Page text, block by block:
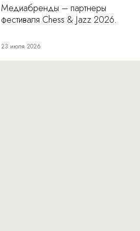
Медиабренды – партнеры
фестиваля Chess & Jazz 2026.
23 июля 2026